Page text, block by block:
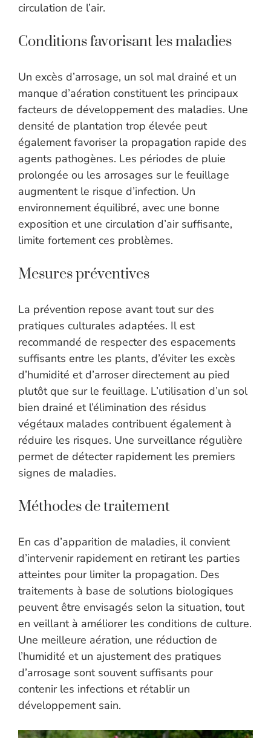
circulation de l’air.
Conditions favorisant les maladies
Un excès d’arrosage, un sol mal drainé et un
manque d’aération constituent les principaux
facteurs de développement des maladies. Une
densité de plantation trop élevée peut
également favoriser la propagation rapide des
agents pathogènes. Les périodes de pluie
prolongée ou les arrosages sur le feuillage
augmentent le risque d’infection. Un
environnement équilibré, avec une bonne
exposition et une circulation d’air suffisante,
limite fortement ces problèmes.
Mesures préventives
La prévention repose avant tout sur des
pratiques culturales adaptées. Il est
recommandé de respecter des espacements
suffisants entre les plants, d’éviter les excès
d’humidité et d’arroser directement au pied
plutôt que sur le feuillage. L’utilisation d’un sol
bien drainé et l’élimination des résidus
végétaux malades contribuent également à
réduire les risques. Une surveillance régulière
permet de détecter rapidement les premiers
signes de maladies.
Méthodes de traitement
En cas d’apparition de maladies, il convient
d’intervenir rapidement en retirant les parties
atteintes pour limiter la propagation. Des
traitements à base de solutions biologiques
peuvent être envisagés selon la situation, tout
en veillant à améliorer les conditions de culture.
Une meilleure aération, une réduction de
l’humidité et un ajustement des pratiques
d’arrosage sont souvent suffisants pour
contenir les infections et rétablir un
développement sain.